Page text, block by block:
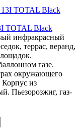
TOTAL Black
инфракрасный
террас, веранд,
газе.
окружающего
Корпус из
Пьезорозжиг, газ-